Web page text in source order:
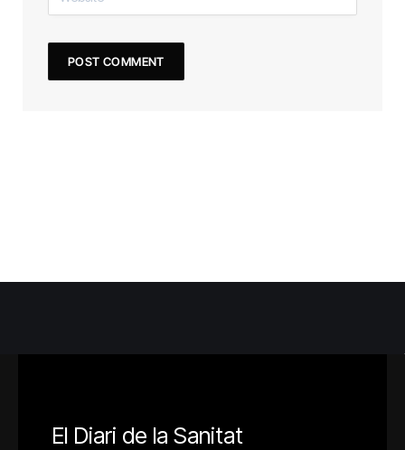
El Diari de la Sanitat